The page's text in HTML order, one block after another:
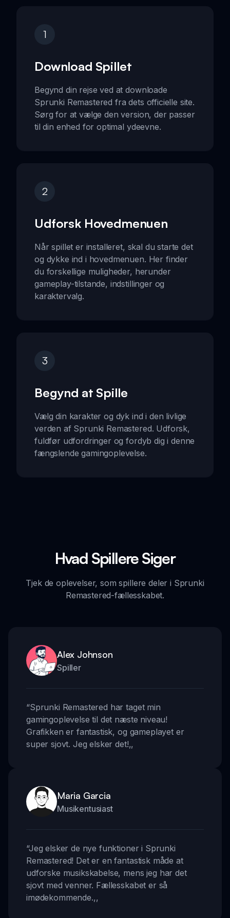
1
Download Spillet
Begynd din rejse ved at downloade
Sprunki Remastered fra dets officielle site.
Sørg for at vælge den version, der passer
til din enhed for optimal ydeevne.
2
Udforsk Hovedmenuen
Når spillet er installeret, skal du starte det
og dykke ind i hovedmenuen. Her finder
du forskellige muligheder, herunder
gameplay-tilstande, indstillinger og
karaktervalg.
3
Begynd at Spille
Vælg din karakter og dyk ind i den livlige
verden af Sprunki Remastered. Udforsk,
fuldfør udfordringer og fordyb dig i denne
fængslende gamingoplevelse.
Hvad Spillere Siger
Tjek de oplevelser, som spillere deler i Sprunki
Remastered-fællesskabet.
Alex Johnson
Spiller
“Sprunki Remastered har taget min
gamingoplevelse til det næste niveau!
Grafikken er fantastisk, og gameplayet er
super sjovt. Jeg elsker det!,,
Maria Garcia
Musikentusiast
“Jeg elsker de nye funktioner i Sprunki
Remastered! Det er en fantastisk måde at
udforske musikskabelse, mens jeg har det
sjovt med venner. Fællesskabet er så
imødekommende.,,